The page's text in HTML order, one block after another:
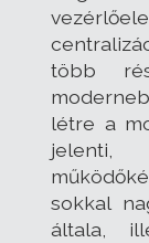
több
létre a
jelenti,
sokkal
általa,